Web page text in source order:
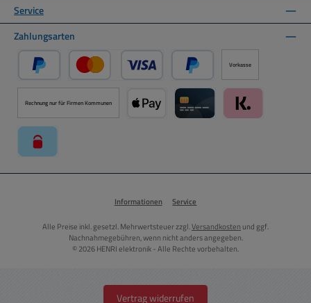
Service
Zahlungsarten
PayPal Kredit- oder Debitkarte über PayPal
Später Bezahlen über PayPal
Vorkasse
Rechnung nur für Firmen Kommunen
Informationen Service
Alle Preise inkl. gesetzl. Mehrwertsteuer zzgl.Versandkosten und ggf.
Nachnahmegebühren, wenn nicht anders angegeben.
© 2026 HENRI elektronik - Alle Rechte vorbehalten.
Vertrag widerrufen